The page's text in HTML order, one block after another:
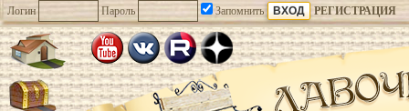
Логин Пароль Запомнить РЕГИСТРАЦИЯ